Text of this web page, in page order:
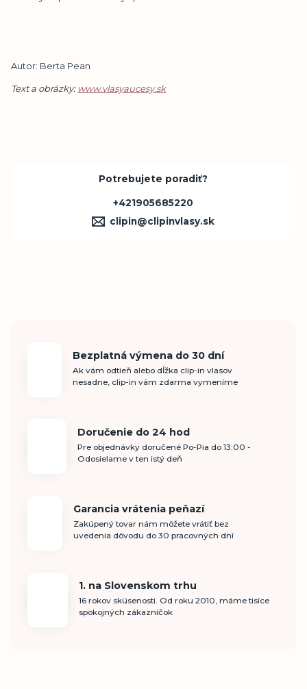
Autor: Berta Pean
Text a obrázky: www.vlasyaucesy.sk
Potrebujete poradiť?
+421905685220
clipin@clipinvlasy.sk
Bezplatná výmena do 30 dní
Ak vám odtieň alebo dĺžka clip-in vlasov
nesadne, clip-in vám zdarma vymeníme
Doručenie do 24 hod
Pre objednávky doručené Po-Pia do 13:00 -
Odosielame v ten istý deň
Garancia vrátenia peňazí
Zakúpený tovar nám môžete vrátiť bez
uvedenia dôvodu do 30 pracovných dní
1. na Slovenskom trhu
16 rokov skúsenosti. Od roku 2010, máme tisíce
spokojných zákazníčok